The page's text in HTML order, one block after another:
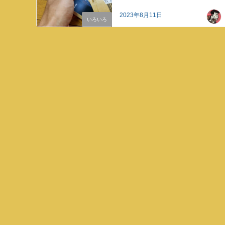
いろいろ
2023年8月11日